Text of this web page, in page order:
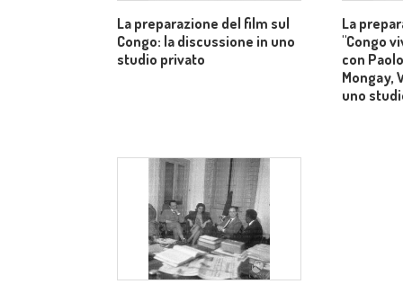
La preparazione del film sul
Congo: la discussione in uno
studio privato
La
"Congo
con
Mongay,
uno